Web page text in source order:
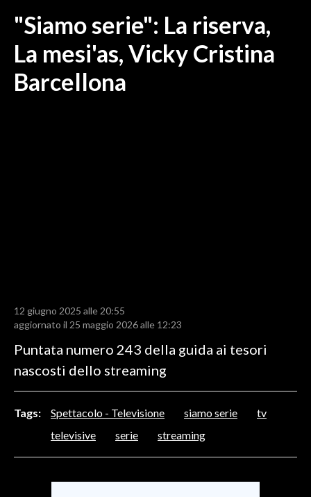
ITALIA
MONDO
RISULTATI E CLASSIFICHE
CALCIO REGIONALE
BASKET
MOTORI
ALTRI SPORT
"Siamo serie": La riserva,
La mesi'as, Vicky Cristina
Barcellona
12 giugno 2025 alle 20:55
aggiornato il 25 maggio 2026 alle 12:23
Puntata numero 243 della guida ai tesori
nascosti dello streaming
Tags: Spettacolo - Televisione siamo serie
tv
televisive
serie streaming